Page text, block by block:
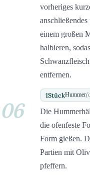
vorheriges
einem großen
halbieren,
entfernen.
1StückHummer
06
Die
die ofenfeste
Form gießen.
Partien mit
pfeffern.